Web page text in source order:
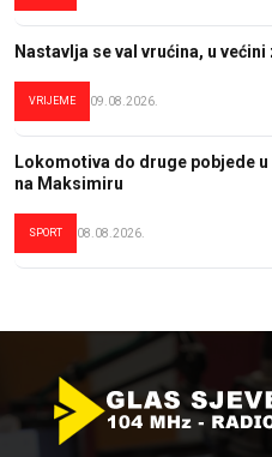
Nastavlja se val vrućina, u
VRIJEME 09.08.2026.
Lokomotiva do druge pobjede
na Maksimiru
SPORT 08.08.2026.